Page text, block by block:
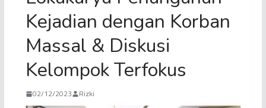
Kejadian dengan Korban
Massal & Diskusi
Kelompok Terfokus
02/12/2023 Rizki